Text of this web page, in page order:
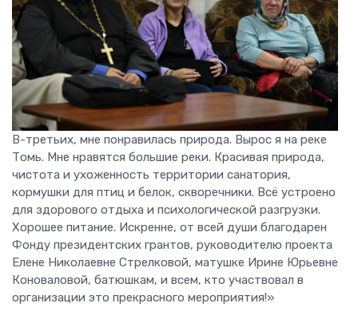
В-третьих, мне понравилась природа. Вырос я на реке
Томь. Мне нравятся большие реки. Красивая природа,
чистота и ухоженность территории санатория,
кормушки для птиц и белок, скворечники. Всё устроено
для здорового отдыха и психологической разгрузки.
Хорошее питание. Искренне, от всей души благодарен
Фонду президентских грантов, руководителю проекта
Елене Николаевне Стрелковой, матушке Ирине Юрьевне
Коноваловой, батюшкам, и всем, кто участвовал в
организации это прекрасного мероприятия!»